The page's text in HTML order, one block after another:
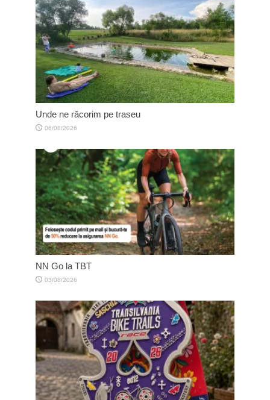
Unde ne răcorim pe traseu
06/08/2026
NN Go la TBT
03/08/2026